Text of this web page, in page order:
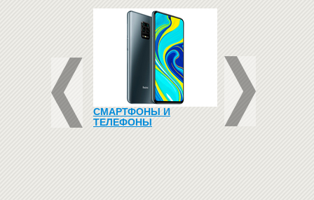
ВЕШАЛКИ
СМАРТФОНЫ И
ТЕЛЕФОНЫ
НАБОР МОДЕЛЕЙ